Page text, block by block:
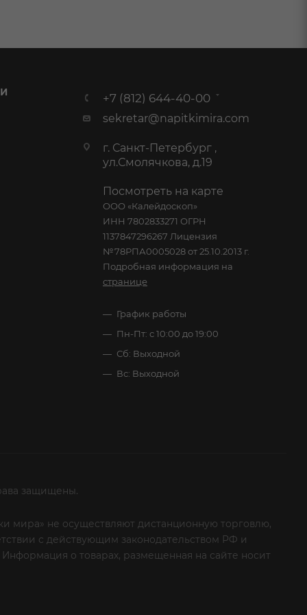
+7 (812) 644-40-00
sekretar@napitkimira.com
г. Санкт-Петербург ,
ул.Смолячкова, д.19
Посмотреть на карте
ООО «Калейдоскоп»
ИНН 7802833271 ОГРН
1137847296267 Лицензия
№78РПА0005028 от 25.10.2013 г.
Подробная информация на
странице
График работы
Пн-Пт: с 10:00 до 19:00
Сб: Выходной
Вс: Выходной
защищены.
мира» не осуществляют дистанционную торговлю,
с действующим законодательством РФ и
о товарах, размещенная на сайте носит